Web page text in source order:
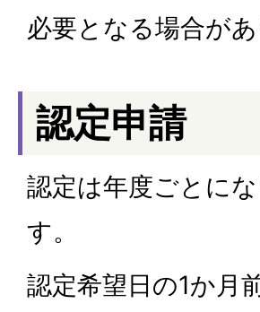
必要となる場合が
認定申請
認定は年度ごとに
す。
認定希望日の1か月